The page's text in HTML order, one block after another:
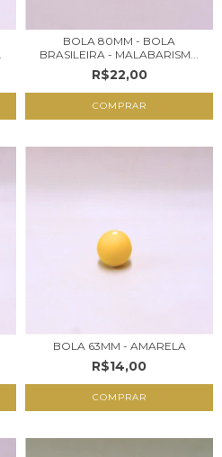
BOLA 80MM - BOLA
BRASILEIRA - MALABARISM...
R$22,00
BOLA 63MM - AMARELA
R$14,00